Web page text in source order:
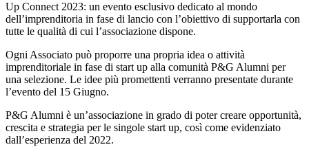
Up Connect 2023: un evento esclusivo dedicato al mondo
dell’imprenditoria in fase di lancio con l’obiettivo di supportarla con
tutte le qualità di cui l’associazione dispone.
Ogni Associato può proporre una propria idea o attività
imprenditoriale in fase di start up alla comunità P&G Alumni per
una selezione. Le idee più promettenti verranno presentate durante
l’evento del 15 Giugno.
P&G Alumni è un’associazione in grado di poter creare opportunità,
crescita e strategia per le singole start up, così come evidenziato
dall’esperienza del 2022.